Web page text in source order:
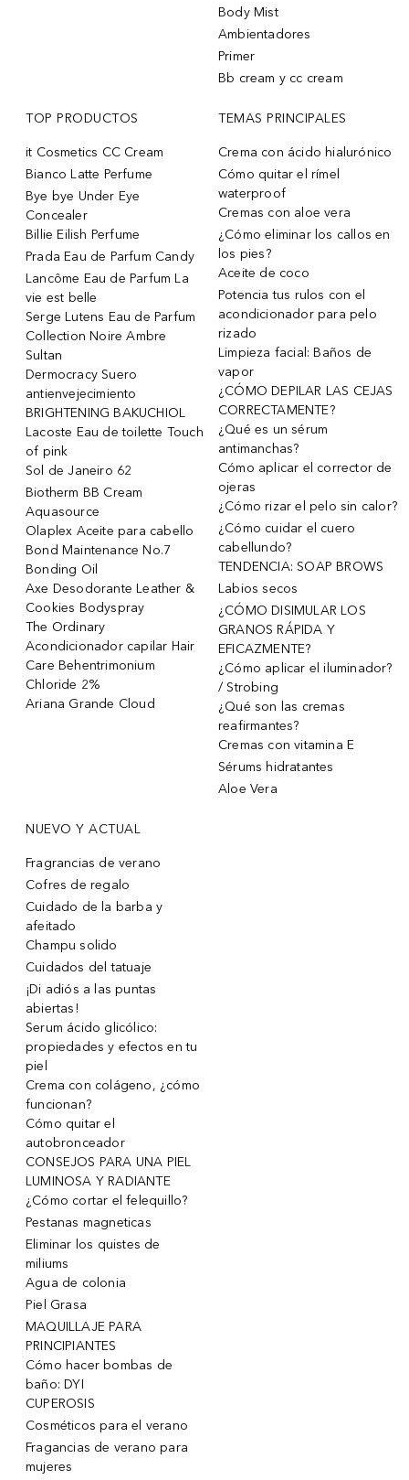
Body Mist
Ambientadores
Primer
Bb cream y cc cream
TOP PRODUCTOS
it Cosmetics CC Cream
Bianco Latte Perfume
Bye bye Under Eye
Concealer
Billie Eilish Perfume
Prada Eau de Parfum Candy
Lancôme Eau de Parfum La
vie est belle
Serge Lutens Eau de Parfum
Collection Noire Ambre
Sultan
Dermocracy Suero
antienvejecimiento
BRIGHTENING BAKUCHIOL
Lacoste Eau de toilette Touch
of pink
Sol de Janeiro 62
Biotherm BB Cream
Aquasource
Olaplex Aceite para cabello
Bond Maintenance No.7
Bonding Oil
Axe Desodorante Leather &
Cookies Bodyspray
The Ordinary
Acondicionador capilar Hair
Care Behentrimonium
Chloride 2%
Ariana Grande Cloud
TEMAS PRINCIPALES
Crema con ácido hialurónico
Cómo quitar el rímel
waterproof
Cremas con aloe vera
¿Cómo eliminar los callos en
los pies?
Aceite de coco
Potencia tus rulos con el
acondicionador para pelo
rizado
Limpieza facial: Baños de
vapor
¿CÓMO DEPILAR LAS CEJAS
CORRECTAMENTE?
¿Qué es un sérum
antimanchas?
Cómo aplicar el corrector de
ojeras
¿Cómo rizar el pelo sin calor?
¿Cómo cuidar el cuero
cabellundo?
TENDENCIA: SOAP BROWS
Labios secos
¿CÓMO DISIMULAR LOS
GRANOS RÁPIDA Y
EFICAZMENTE?
¿Cómo aplicar el iluminador?
/ Strobing
¿Qué son las cremas
reafirmantes?
Cremas con vitamina E
Sérums hidratantes
Aloe Vera
NUEVO Y ACTUAL
Fragrancias de verano
Cofres de regalo
Cuidado de la barba y
afeitado
Champu solido
Cuidados del tatuaje
¡Di adiós a las puntas
abiertas!
Serum ácido glicólico:
propiedades y efectos en tu
piel
Crema con colágeno, ¿cómo
funcionan?
Cómo quitar el
autobronceador
CONSEJOS PARA UNA PIEL
LUMINOSA Y RADIANTE
¿Cómo cortar el felequillo?
Pestanas magneticas
Eliminar los quistes de
miliums
Agua de colonia
Piel Grasa
MAQUILLAJE PARA
PRINCIPIANTES
Cómo hacer bombas de
baño: DYI
CUPEROSIS
Cosméticos para el verano
Fragancias de verano para
mujeres